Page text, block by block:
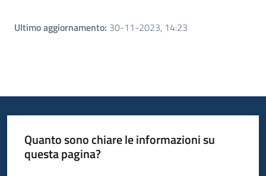
Ultimo aggiornamento: 30-11-2023, 14:23
Quanto sono chiare le informazioni su
questa pagina?